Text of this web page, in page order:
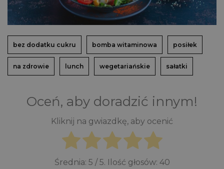
bez dodatku cukru bomba witaminowa posiłek
na zdrowie lunch wegetariańskie sałatki
Oceń, aby doradzić innym!
Kliknij na gwiazdkę, aby ocenić
Średnia: 5 / 5. Ilość głosów: 40